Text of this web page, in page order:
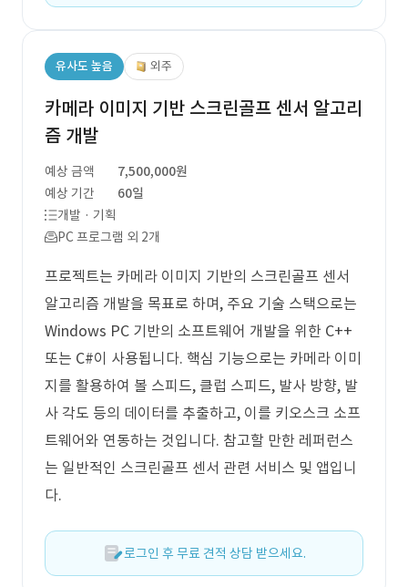
유사도 높음 외주
카메라 이미지 기반 스크린골프 센서 알고리
즘 개발
예상 금액
7,500,000원
예상 기간
60일
개발 · 기획
PC 프로그램 외 2개
프로젝트는 카메라 이미지 기반의 스크린골프 센서
알고리즘 개발을 목표로 하며, 주요 기술 스택으로는
Windows PC 기반의 소프트웨어 개발을 위한 C++
또는 C#이 사용됩니다. 핵심 기능으로는 카메라 이미
지를 활용하여 볼 스피드, 클럽 스피드, 발사 방향, 발
사 각도 등의 데이터를 추출하고, 이를 키오스크 소프
트웨어와 연동하는 것입니다. 참고할 만한 레퍼런스
는 일반적인 스크린골프 센서 관련 서비스 및 앱입니
다.
로그인 후 무료 견적 상담 받으세요.